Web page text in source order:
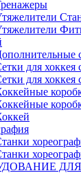
для хоккея
для хоккея